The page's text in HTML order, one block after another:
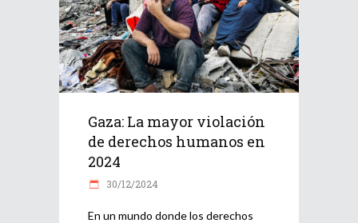
Gaza: La mayor violación
de derechos humanos en
2024
30/12/2024
En un mundo donde los derechos